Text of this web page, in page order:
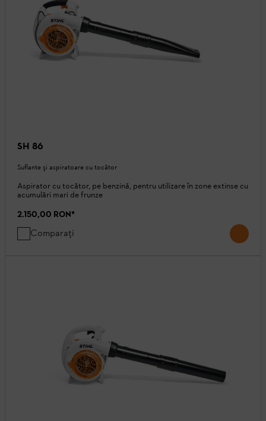
SH 86
Suflante şi aspiratoare cu tocător
Aspirator cu tocător, pe benzină, pentru utilizare în zone extinse cu
acumulări mari de frunze
2.150,00 RON*
Comparați